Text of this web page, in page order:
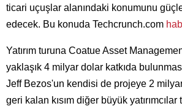
ticari uçuşlar alanındaki konumunu
edecek. Bu konuda Techcrunch.com
Yatırım turuna Coatue Asset
yaklaşık 4 milyar dolar katkıda
Jeff Bezos'un kendisi de projeye 2 milyar
geri kalan kısım diğer büyük yatırımcılar